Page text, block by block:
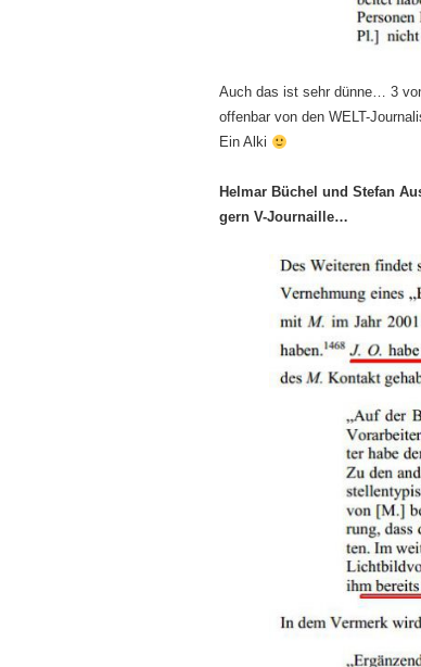
Auch das ist sehr dünne… 3
offenbar von den WELT-
Ein Alki
Helmar Büchel und Stefan
gern V-Journaille…